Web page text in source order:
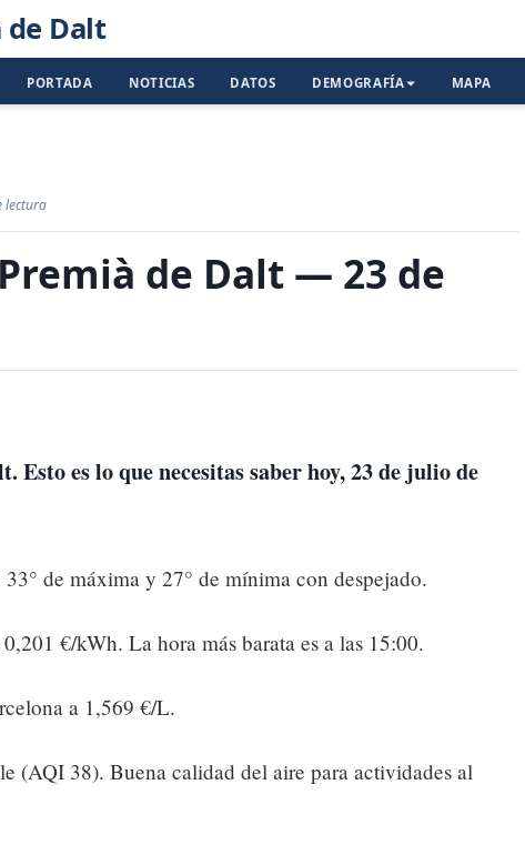
de Dalt
PORTADA NOTICIAS DATOS DEMOGRAFÍA MAPA
lectura
de Dalt — 23 de
Esto es lo que necesitas saber hoy, 23 de julio de
33° de máxima y 27° de mínima con despejado.
€/kWh. La hora más barata es a las 15:00.
a 1,569 €/L.
(AQI 38). Buena calidad del aire para actividades al